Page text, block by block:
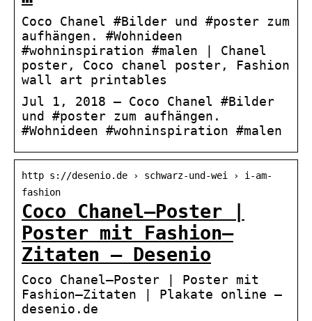
Coco Chanel #Bilder und #poster zum
aufhängen. #Wohnideen
#wohninspiration #malen | Chanel
poster, Coco chanel poster, Fashion
wall art printables
Jul 1, 2018 – Coco Chanel #Bilder
und #poster zum aufhängen.
#Wohnideen #wohninspiration #malen
http s://desenio.de › schwarz-und-wei › i-am-
fashion
Coco Chanel–Poster |
Poster mit Fashion–
Zitaten – Desenio
Coco Chanel–Poster | Poster mit
Fashion–Zitaten | Plakate online –
desenio.de